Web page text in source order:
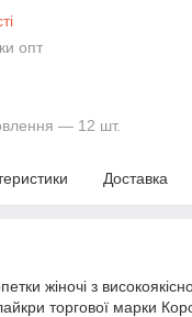
опт
— 12 шт.
Доставка
жіночі з
торгової марки